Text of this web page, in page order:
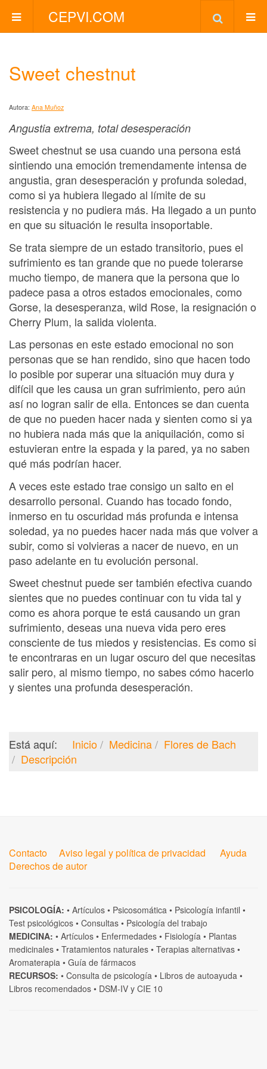
CEPVI.COM
Sweet chestnut
Autora: Ana Muñoz
Angustia extrema, total desesperación
Sweet chestnut se usa cuando una persona está
sintiendo una emoción tremendamente intensa de
angustia, gran desesperación y profunda soledad,
como si ya hubiera llegado al límite de su
resistencia y no pudiera más. Ha llegado a un punto
en que su situación le resulta insoportable.
Se trata siempre de un estado transitorio, pues el
sufrimiento es tan grande que no puede tolerarse
mucho tiempo, de manera que la persona que lo
padece pasa a otros estados emocionales, como
Gorse, la desesperanza, wild Rose, la resignación o
Cherry Plum, la salida violenta.
Las personas en este estado emocional no son
personas que se han rendido, sino que hacen todo
lo posible por superar una situación muy dura y
difícil que les causa un gran sufrimiento, pero aún
así no logran salir de ella. Entonces se dan cuenta
de que no pueden hacer nada y sienten como si ya
no hubiera nada más que la aniquilación, como si
estuvieran entre la espada y la pared, ya no saben
qué más podrían hacer.
A veces este estado trae consigo un salto en el
desarrollo personal. Cuando has tocado fondo,
inmerso en tu oscuridad más profunda e intensa
soledad, ya no puedes hacer nada más que volver a
subir, como si volvieras a nacer de nuevo, en un
paso adelante en tu evolución personal.
Sweet chestnut puede ser también efectiva cuando
sientes que no puedes continuar con tu vida tal y
como es ahora porque te está causando un gran
sufrimiento, deseas una nueva vida pero eres
consciente de tus miedos y resistencias. Es como si
te encontraras en un lugar oscuro del que necesitas
salir pero, al mismo tiempo, no sabes cómo hacerlo
y sientes una profunda desesperación.
Está aquí: Inicio Medicina
Flores de Bach
Descripción
Contacto Aviso legal y política de privacidad
Ayuda
Derechos de autor
PSICOLOGÍA: • Artículos • Psicosomática • Psicología infantil •
Test psicológicos • Consultas • Psicología del trabajo
MEDICINA: • Artículos • Enfermedades • Fisiología • Plantas
medicinales • Tratamientos naturales • Terapias alternativas •
Aromaterapia • Guía de fármacos
RECURSOS: • Consulta de psicología • Libros de autoayuda •
Libros recomendados • DSM-IV y CIE 10